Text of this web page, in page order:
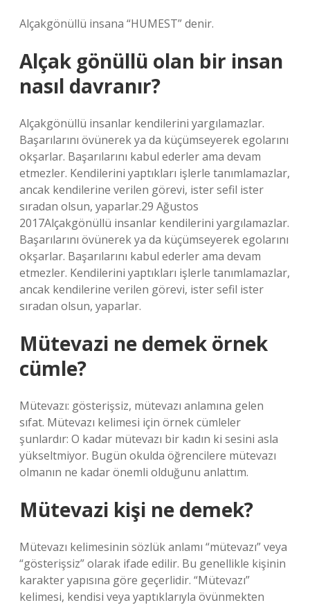
Alçakgönüllü insana “HUMEST” denir.
Alçak gönüllü olan bir insan
nasıl davranır?
Alçakgönüllü insanlar kendilerini yargılamazlar.
Başarılarını övünerek ya da küçümseyerek egolarını
okşarlar. Başarılarını kabul ederler ama devam
etmezler. Kendilerini yaptıkları işlerle tanımlamazlar,
ancak kendilerine verilen görevi, ister sefil ister
sıradan olsun, yaparlar.29 Ağustos
2017Alçakgönüllü insanlar kendilerini yargılamazlar.
Başarılarını övünerek ya da küçümseyerek egolarını
okşarlar. Başarılarını kabul ederler ama devam
etmezler. Kendilerini yaptıkları işlerle tanımlamazlar,
ancak kendilerine verilen görevi, ister sefil ister
sıradan olsun, yaparlar.
Mütevazi ne demek örnek
cümle?
Mütevazı: gösterişsiz, mütevazı anlamına gelen
sıfat. Mütevazı kelimesi için örnek cümleler
şunlardır: O kadar mütevazı bir kadın ki sesini asla
yükseltmiyor. Bugün okulda öğrencilere mütevazı
olmanın ne kadar önemli olduğunu anlattım.
Mütevazi kişi ne demek?
Mütevazı kelimesinin sözlük anlamı “mütevazı” veya
“gösterişsiz” olarak ifade edilir. Bu genellikle kişinin
karakter yapısına göre geçerlidir. “Mütevazı”
kelimesi, kendisi veya yaptıklarıyla övünmekten